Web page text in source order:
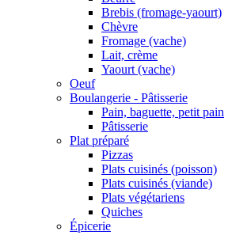
Brebis (fromage-yaourt)
Chèvre
Fromage (vache)
Lait, crème
Yaourt (vache)
Oeuf
Boulangerie - Pâtisserie
Pain, baguette, petit pain
Pâtisserie
Plat préparé
Pizzas
Plats cuisinés (poisson)
Plats cuisinés (viande)
Plats végétariens
Quiches
Épicerie